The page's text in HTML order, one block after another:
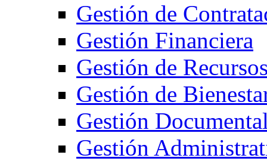
Gestión de
Gestión Financiera
Gestión de
Gestión de
Gestión
Gestión